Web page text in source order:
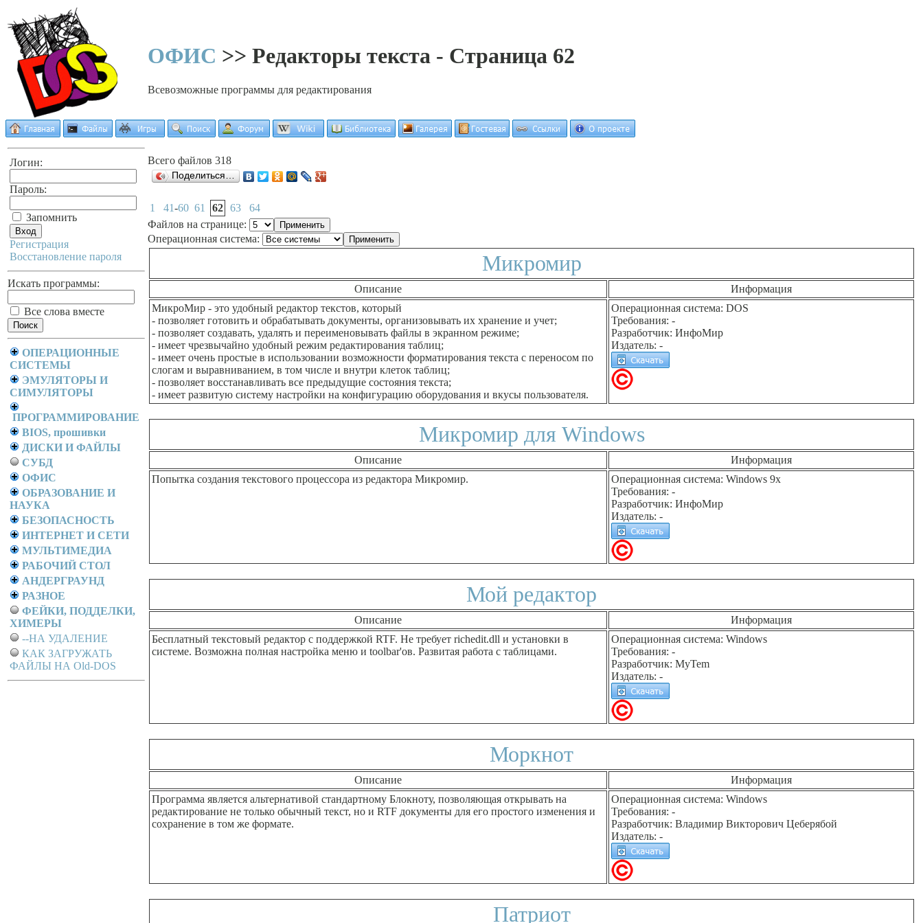
ОФИС >> Редакторы текста - Страница 62
Всевозможные программы для редактирования
Логин:
Пароль:
Запомнить
Регистрация
Восстановление пароля
Искать программы:
Все слова вместе
ОПЕРАЦИОННЫЕ
СИСТЕМЫ
ЭМУЛЯТОРЫ И
СИМУЛЯТОРЫ
ПРОГРАММИРОВАНИЕ
BIOS, прошивки
ДИСКИ И ФАЙЛЫ
СУБД
ОФИС
ОБРАЗОВАНИЕ И
НАУКА
БЕЗОПАСНОСТЬ
ИНТЕРНЕТ И СЕТИ
МУЛЬТИМЕДИА
РАБОЧИЙ СТОЛ
АНДЕРГРАУНД
РАЗНОЕ
ФЕЙКИ, ПОДДЕЛКИ,
ХИМЕРЫ
--НА УДАЛЕНИЕ
КАК ЗАГРУЖАТЬ
ФАЙЛЫ НА Old-DOS
Всего файлов 318
Поделиться…
1 41-60 61 62 63
64
Файлов на странице:
Операционная система:
Микромир
Описание
Информация
МикроМир - это удобный редактор текстов, который
- позволяет готовить и обрабатывать документы, организовывать их хранение и учет;
- позволяет создавать, удалять и переименовывать файлы в экранном режиме;
- имеет чрезвычайно удобный режим редактирования таблиц;
- имеет очень простые в использовании возможности форматирования текста с переносом по
слогам и выравниванием, в том числе и внутри клеток таблиц;
- позволяет восстанавливать все предыдущие состояния текста;
- имеет развитую систему настройки на конфигурацию оборудования и вкусы пользователя.
Операционная система: DOS
Требования: -
Разработчик: ИнфоМир
Издатель: -
Микромир для Windows
Описание
Информация
Попытка создания текстового процессора из редактора Микромир.
Операционная система: Windows 9x
Требования: -
Разработчик: ИнфоМир
Издатель: -
Мой редактор
Описание
Информация
Бесплатный текстовый редактор с поддержкой RTF. Не требует richedit.dll и установки в
системе. Возможна полная настройка меню и toolbar'ов. Развитая работа с таблицами.
Операционная система: Windows
Требования: -
Разработчик: MyTem
Издатель: -
Моркнот
Описание
Информация
Программа является альтернативой стандартному Блокноту, позволяющая открывать на
редактирование не только обычный текст, но и RTF документы для его простого изменения и
сохранение в том же формате.
Операционная система: Windows
Требования: -
Разработчик: Владимир Викторович Цеберябой
Издатель: -
Патриот